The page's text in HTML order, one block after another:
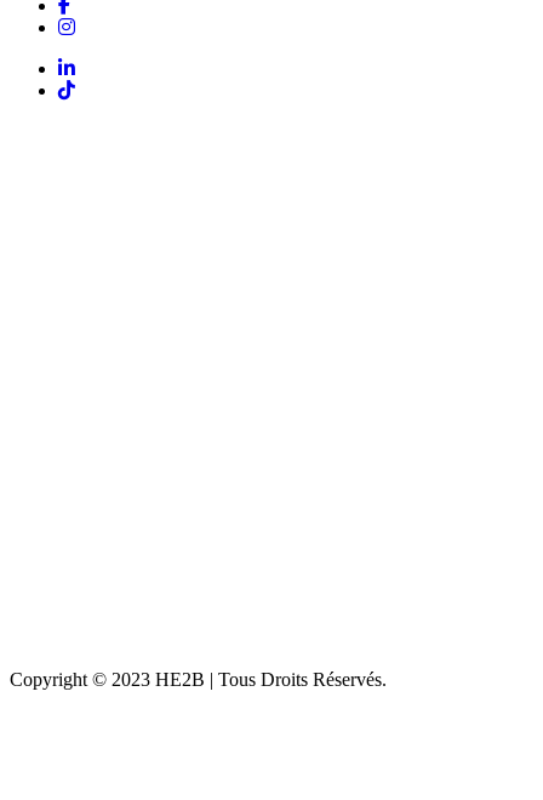
Copyright © 2023 HE2B | Tous Droits Réservés.